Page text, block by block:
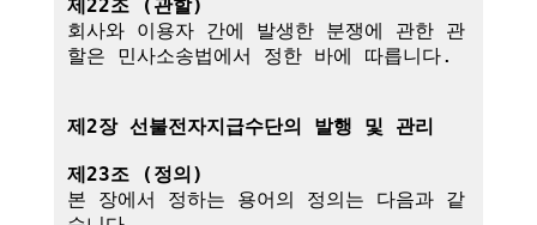
제22조 (관할)
회사와 이용자 간에 발생한 분쟁에 관한 관
할은 민사소송법에서 정한 바에 따릅니다.
제2장 선불전자지급수단의 발행 및 관리
제23조 (정의)
본 장에서 정하는 용어의 정의는 다음과 같